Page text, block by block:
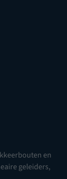
en
geleiders,